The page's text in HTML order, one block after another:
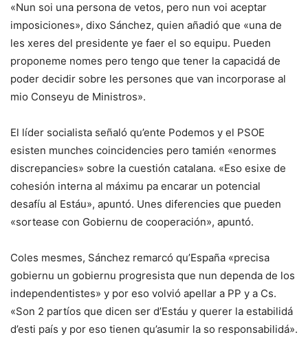
«Nun soi una persona de vetos, pero nun voi aceptar
imposiciones», dixo Sánchez, quien añadió que «una de
les xeres del presidente ye faer el so equipu. Pueden
proponeme nomes pero tengo que tener la capacidá de
poder decidir sobre les persones que van incorporase al
mio Conseyu de Ministros».
El líder socialista señaló qu’ente Podemos y el PSOE
esisten munches coincidencies pero tamién «enormes
discrepancies» sobre la cuestión catalana. «Eso esixe de
cohesión interna al máximu pa encarar un potencial
desafíu al Estáu», apuntó. Unes diferencies que pueden
«sortease con Gobiernu de cooperación», apuntó.
Coles mesmes, Sánchez remarcó qu’España «precisa
gobiernu un gobiernu progresista que nun dependa de los
independentistes» y por eso volvió apellar a PP y a Cs.
«Son 2 partíos que dicen ser d’Estáu y querer la estabilidá
d’esti país y por eso tienen qu’asumir la so responsabilidá».